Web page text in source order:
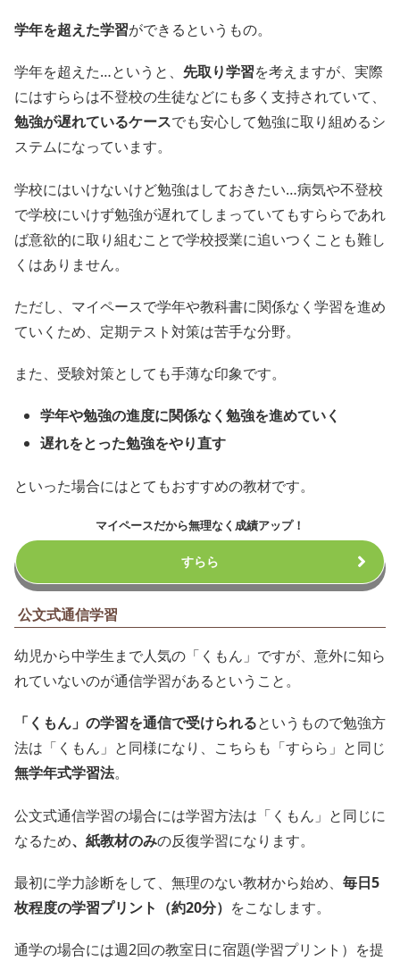
学年を超えた学習ができるというもの。
学年を超えた…というと、 先取り学習を考えますが、実際
にはすららは不登校の生徒などにも多く支持されていて、
勉強が遅れているケースでも安心して勉強に取り組めるシ
ステムになっています。
学校にはいけないけど勉強はしておきたい…病気や不登校
で学校にいけず勉強が遅れてしまっていてもすららであれ
ば意欲的に取り組むことで学校授業に追いつくことも難し
くはありません。
ただし、マイペースで学年や教科書に関係なく学習を進め
ていくため、定期テスト対策は苦手な分野。
また、受験対策としても手薄な印象です。
学年や勉強の進度に関係なく勉強を進めていく
遅れをとった勉強をやり直す
といった場合にはとてもおすすめの教材です。
マイペースだから無理なく成績アップ！
すらら
公文式通信学習
幼児から中学生まで人気の「くもん」ですが、意外に知ら
れていないのが通信学習があるということ。
「くもん」の学習を通信で受けられるというもので勉強方
法は「くもん」と同様になり、こちらも「すらら」と同じ
無学年式学習法。
公文式通信学習の場合には学習方法は「くもん」と同じに
なるため、紙教材のみの反復学習になります。
最初に学力診断をして、無理のない教材から始め、 毎日5
枚程度の学習プリント（約20分） をこなします。
通学の場合には週2回の教室日に宿題(学習プリント）を提